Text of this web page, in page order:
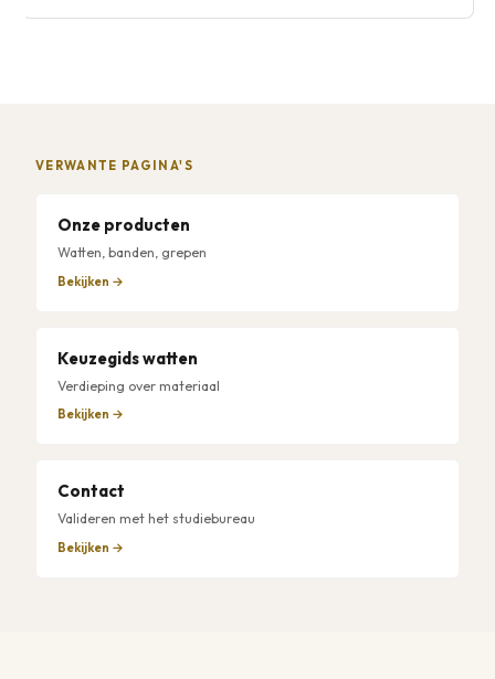
VERWANTE PAGINA'S
Onze producten
Watten, banden, grepen
Bekijken →
Keuzegids watten
Verdieping over materiaal
Bekijken →
Contact
Valideren met het studiebureau
Bekijken →